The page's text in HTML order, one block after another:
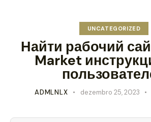
UNCATEGORIZED
Найти рабочий
Market
ADMLNLX dezembro 25, 2023